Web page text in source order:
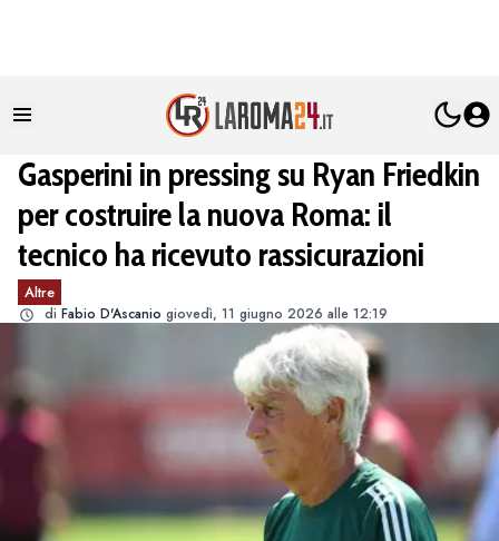
Gasperini in pressing su Ryan Friedkin
per costruire la nuova Roma: il
tecnico ha ricevuto rassicurazioni
Altre
di Fabio D'Ascanio giovedì, 11 giugno 2026 alle 12:19